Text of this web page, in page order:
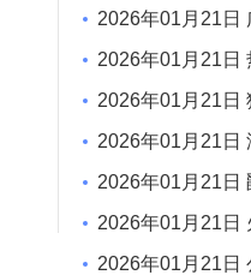
42+7+8 徐杰15+6
2026年01月21日
布朗26+6 廖三宁9
2026年01月21日
5 威少22+6+6失误
2026年01月21日
利平最高40分 库里
2026年01月21日
38+13+10 老詹准
2026年01月21日
·乔治生涯新高43
2026年01月21日
12分 申京准三双
2026年01月21日